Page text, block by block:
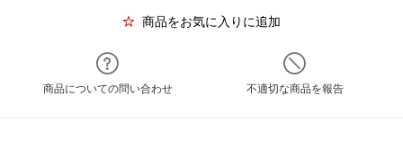
商品をお気に入りに追加
商品についての問い合わせ 不適切な商品を報告